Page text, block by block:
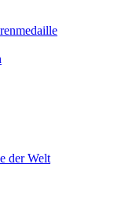
der Welt